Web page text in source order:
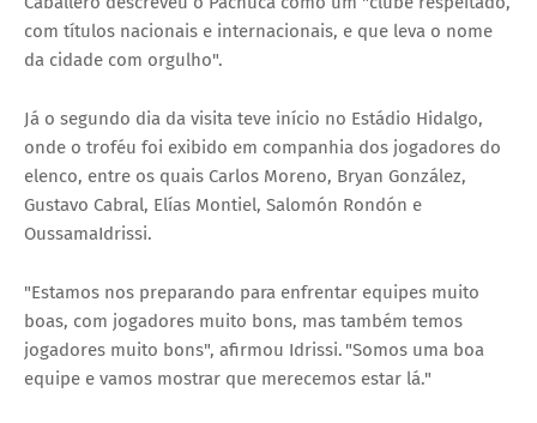
com títulos nacionais e internacionais, e que leva o nome
da cidade com orgulho".
Já o segundo dia da visita teve início no Estádio Hidalgo,
onde o troféu foi exibido em companhia dos jogadores do
elenco, entre os quais Carlos Moreno, Bryan González,
Gustavo Cabral, Elías Montiel, Salomón Rondón e
OussamaIdrissi.
"Estamos nos preparando para enfrentar equipes muito
boas, com jogadores muito bons, mas também temos
jogadores muito bons", afirmou Idrissi. "Somos uma boa
equipe e vamos mostrar que merecemos estar lá."